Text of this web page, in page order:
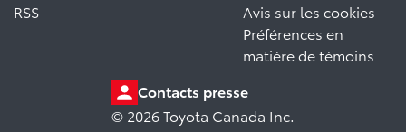
RSS
Avis sur les cookies
Préférences en
matière de témoins
Contacts presse
© 2026 Toyota Canada Inc.